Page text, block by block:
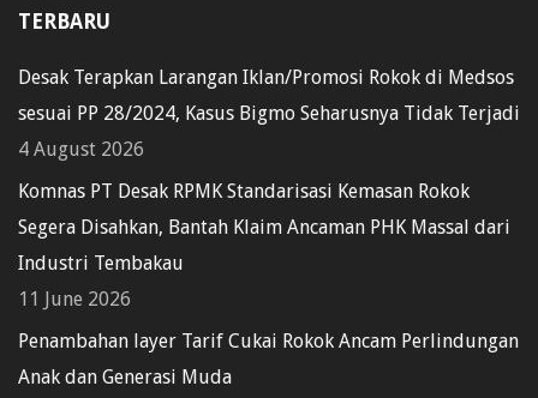
TERBARU
Desak Terapkan Larangan Iklan/Promosi Rokok di Medsos
sesuai PP 28/2024, Kasus Bigmo Seharusnya Tidak Terjadi
4 August 2026
Komnas PT Desak RPMK Standarisasi Kemasan Rokok
Segera Disahkan, Bantah Klaim Ancaman PHK Massal dari
Industri Tembakau
11 June 2026
Penambahan layer Tarif Cukai Rokok Ancam Perlindungan
Anak dan Generasi Muda